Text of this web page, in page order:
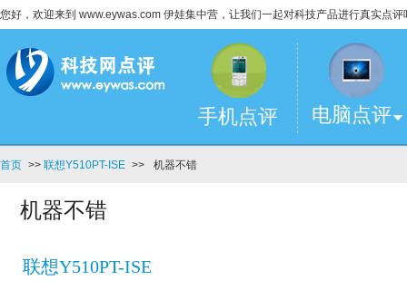
您好，欢迎来到 www.eywas.com 伊娃集中营，让我们一起对科技产品进行真实点评
手机点评 电脑点评
首页 >> 联想Y510PT-ISE >> 机器不错
机器不错
联想Y510PT-ISE